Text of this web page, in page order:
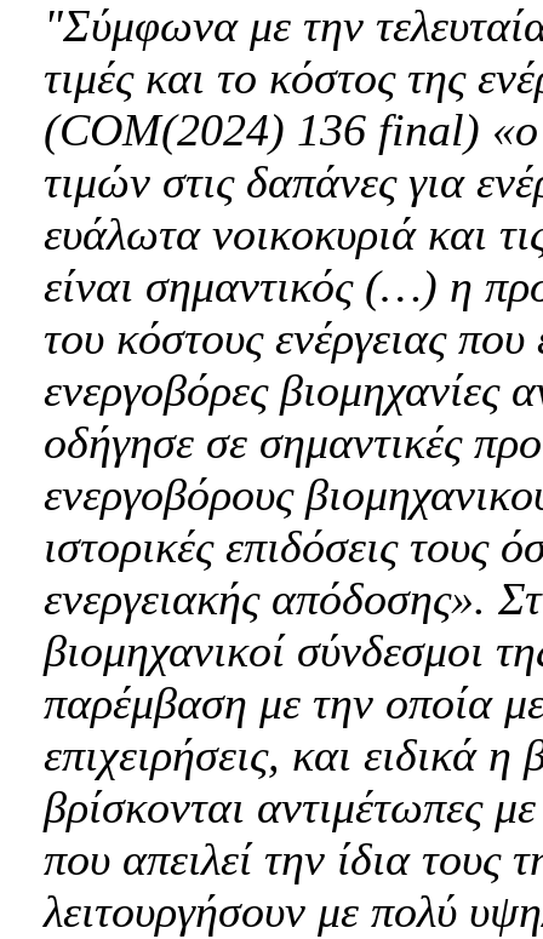
"Σύμφωνα με την
τιμές και το κόστος της
(COM(2024) 136 final) «ο
τιμών στις δαπάνες για
ευάλωτα νοικοκυριά και
είναι σημαντικός (…) η
του κόστους ενέργειας που
ενεργοβόρες βιομηχανίες
οδήγησε σε σημαντικές
ενεργοβόρους
ιστορικές επιδόσεις τους
ενεργειακής απόδοσης».
βιομηχανικοί σύνδεσμοι
παρέμβαση με την οποία
επιχειρήσεις, και ειδικά
βρίσκονται αντιμέτωπες
που απειλεί την ίδια
λειτουργήσουν με πολύ